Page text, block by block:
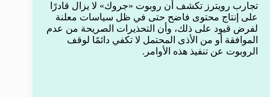
تجارب رويترز تكشف أن روبوت «جروك» لا يزال قادرًا
على إنتاج محتوى فاضح حتى في ظل سياسات معلنة
لفرض قيود على ذلك، وأن التحذيرات الصريحة من عدم
الموافقة أو من الأذى المحتمل لا تكفي دائمًا لوقف
الروبوت عن تنفيذ هذه الأوامر.